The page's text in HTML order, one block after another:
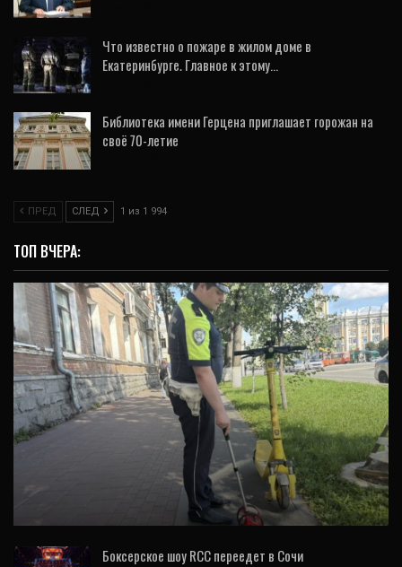
Что известно о пожаре в жилом доме в
Екатеринбурге. Главное к этому…
Библиотека имени Герцена приглашает горожан на
своё 70-летие
ПРЕД СЛЕД 1 из 1 994
ТОП ВЧЕРА:
ОБЩЕСТВО
На проспекте Ленина в Екатеринбурге 42-
летний самокатчик сбил ребенка (ФОТО)
Боксерское шоу RCC переедет в Сочи